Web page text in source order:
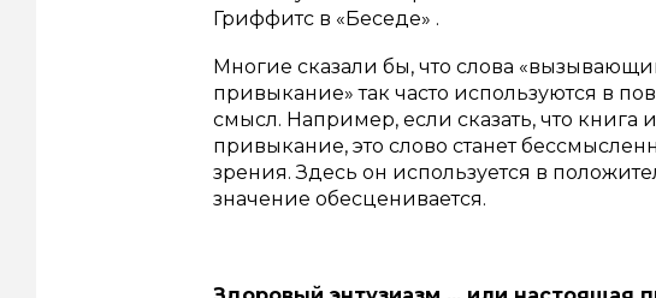
Гриффитс в «Беседе» .
Многие сказали бы, что слова
привыкание» так часто используются в
смысл. Например, если сказать, что книга
привыкание, это слово станет
зрения.Здесь он используется в
значение обесценивается.